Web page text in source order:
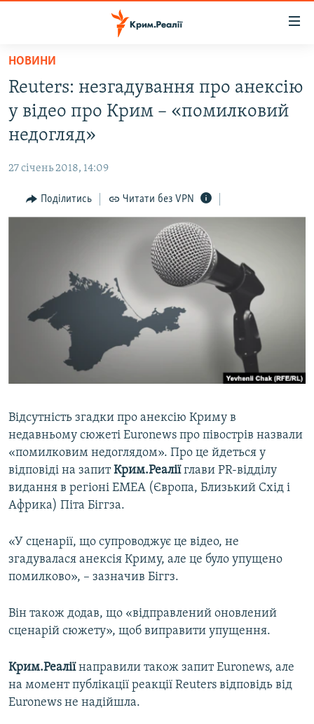
Перейти
основного
матеріалу
Перейти
до
основної
Перейти
до
ВІДЕО ТА ФОТО
БЛОГИ
ПОГЛЯД
СПЕЦПРОЕКТИ
ДЕПОРТАЦІЯ
ВІДЕОУРОКИ «ELIFBE»
СВІДЧЕННЯ ОКУПАЦІЇ
ЯК ОБІЙТИ БЛОКУВАННЯ
Qırımtatar
Усі сайти RFE/RL
НОВИНИ
Reuters: незгадування про анексію
у відео про Крим – «помилковий
недогляд»
27 січень 2018, 14:09
Поділитись Читати без VPN
Відсутність згадки про анексію Криму в
недавньому сюжеті Euronews про півострів назвали
«помилковим недоглядом». Про це йдеться у
відповіді на запитКрим.Реаліїглави PR-відділу
видання в регіоні EMEA (Європа, Близький Схід і
Африка) Піта Біггза.
«У сценарії, що супроводжує це відео, не
згадувалася анексія Криму, але це було упущено
помилково», – зазначив Біггз.
Він також додав, що «відправлений оновлений
сценарій сюжету», щоб виправити упущення.
Крим.Реаліїнаправили також запит Euronews, але
на момент публікації реакції Reuters відповідь від
Euronews не надійшла.